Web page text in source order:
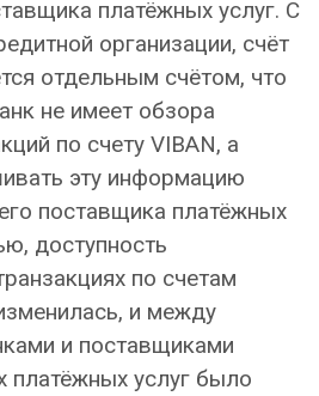
платёжных услуг. С
организации, счёт
отдельным счётом, что
не имеет обзора
по счету VIBAN, а
эту информацию
поставщика платёжных
доступность
по счетам
и между
и поставщиками
платёжных услуг было